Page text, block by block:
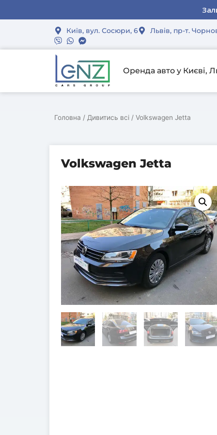
Київ, вул. Сосюри, 6 Львів, пр-т.
Оренда авто у Києві,
Головна / Дивитись всі / Volkswagen Jetta
Volkswagen Jetta